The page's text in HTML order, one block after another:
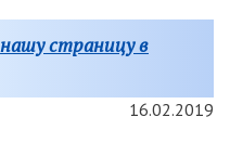
нашу страницу в
16.02.2019